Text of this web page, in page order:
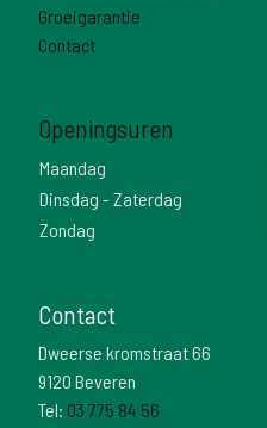
Groeigarantie
Contact
Openingsuren
Maandag
Dinsdag - Zaterdag
Zondag
Contact
Dweerse kromstraat 66
9120 Beveren
Tel: 03 775 84 56